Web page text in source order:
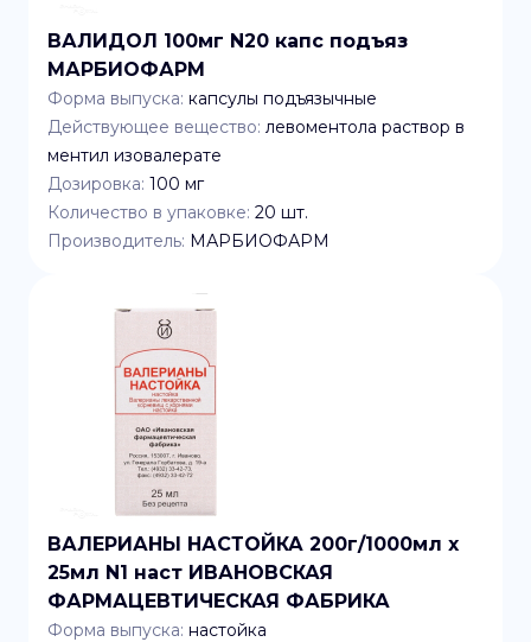
ВАЛИДОЛ 100мг N20 капс подъяз
МАРБИОФАРМ
Форма выпуска: капсулы подъязычные
Действующее вещество: левоментола раствор в
ментил изовалерате
Дозировка: 100 мг
Количество в упаковке: 20 шт.
Производитель: МАРБИОФАРМ
ВАЛЕРИАНЫ НАСТОЙКА 200г/1000мл x
25мл N1 наст ИВАНОВСКАЯ
ФАРМАЦЕВТИЧЕСКАЯ ФАБРИКА
Форма выпуска: настойка